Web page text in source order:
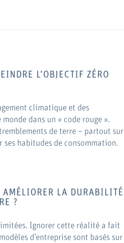
L’OBJECTIF ZÉRO
climatique et des
dans un « code rouge ».
de terre – partout sur
ses habitudes de consommation.
LA DURABILITÉ
?
Ignorer cette réalité a fait
d’entreprise sont basés sur